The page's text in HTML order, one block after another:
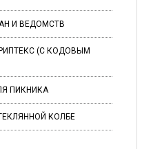
И ВЕДОМСТВ
(С КОДОВЫМ
ПИКНИКА
КОЛБЕ